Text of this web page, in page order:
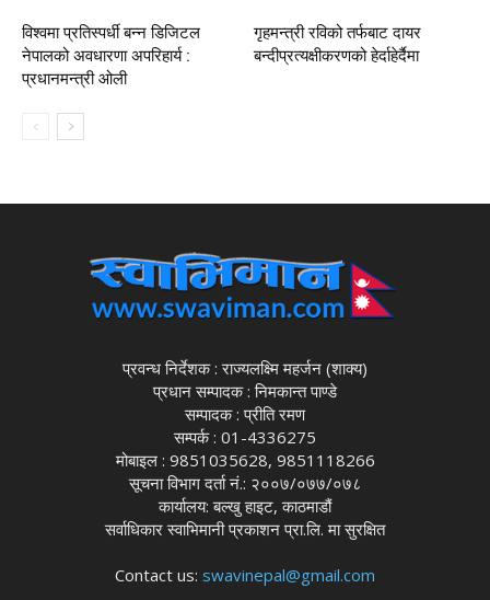
विश्वमा प्रतिस्पर्धी बन्न डिजिटल
नेपालको अवधारणा अपरिहार्य :
प्रधानमन्त्री ओली
गृहमन्त्री रविको तर्फबाट दायर
बन्दीप्रत्यक्षीकरणको हेर्दाहेर्दैमा
प्रवन्ध निर्देशक : राज्यलक्ष्मि महर्जन (शाक्य)
प्रधान सम्पादक : निमकान्त पाण्डे
सम्पादक : प्रीति रमण
सम्पर्क : 01-4336275
मोबाइल : 9851035628, 9851118266
सूचना विभाग दर्ता नं.: २००७/०७७/०७८
कार्यालय: बल्खु हाइट, काठमाडौं
सर्वाधिकार स्वाभिमानी प्रकाशन प्रा.लि. मा सुरक्षित
Contact us: swavinepal@gmail.com